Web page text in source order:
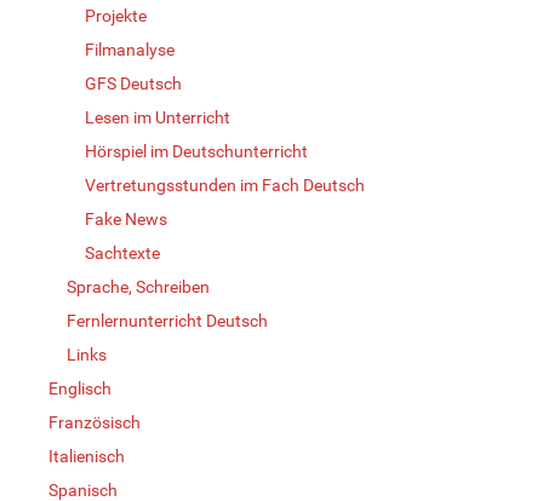
Projekte
Filmanalyse
GFS Deutsch
Lesen im Unterricht
Hörspiel im Deutschunterricht
Vertretungsstunden im Fach Deutsch
Fake News
Sachtexte
Sprache, Schreiben
Fernlernunterricht Deutsch
Links
Englisch
Französisch
Italienisch
Spanisch